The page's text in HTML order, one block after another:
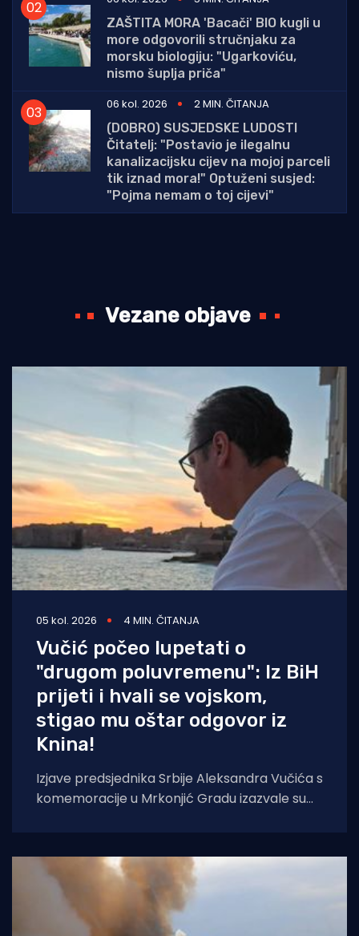
ZAŠTITA MORA 'Bacači' BIO kugli u
more odgovorili stručnjaku za
morsku biologiju: "Ugarkoviću,
nismo šuplja priča"
06 kol. 2026
2 MIN. ČITANJA
(DOBRO) SUSJEDSKE LUDOSTI
Čitatelj: "Postavio je ilegalnu
kanalizacijsku cijev na mojoj parceli
tik iznad mora!" Optuženi susjed:
"Pojma nemam o toj cijevi"
Vezane objave
05 kol. 2026 4 MIN. ČITANJA
Vučić počeo lupetati o
"drugom poluvremenu": Iz BiH
prijeti i hvali se vojskom,
stigao mu oštar odgovor iz
Knina!
Izjave predsjednika Srbije Aleksandra Vučića s
komemoracije u Mrkonjić Gradu izazvale su